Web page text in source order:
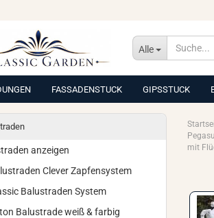
Alle
FASSADENSTUCK GIPSSTUCK
mit
anzeigen
Clever Zapfensystem
Balustraden System
Balustrade weiß & farbig